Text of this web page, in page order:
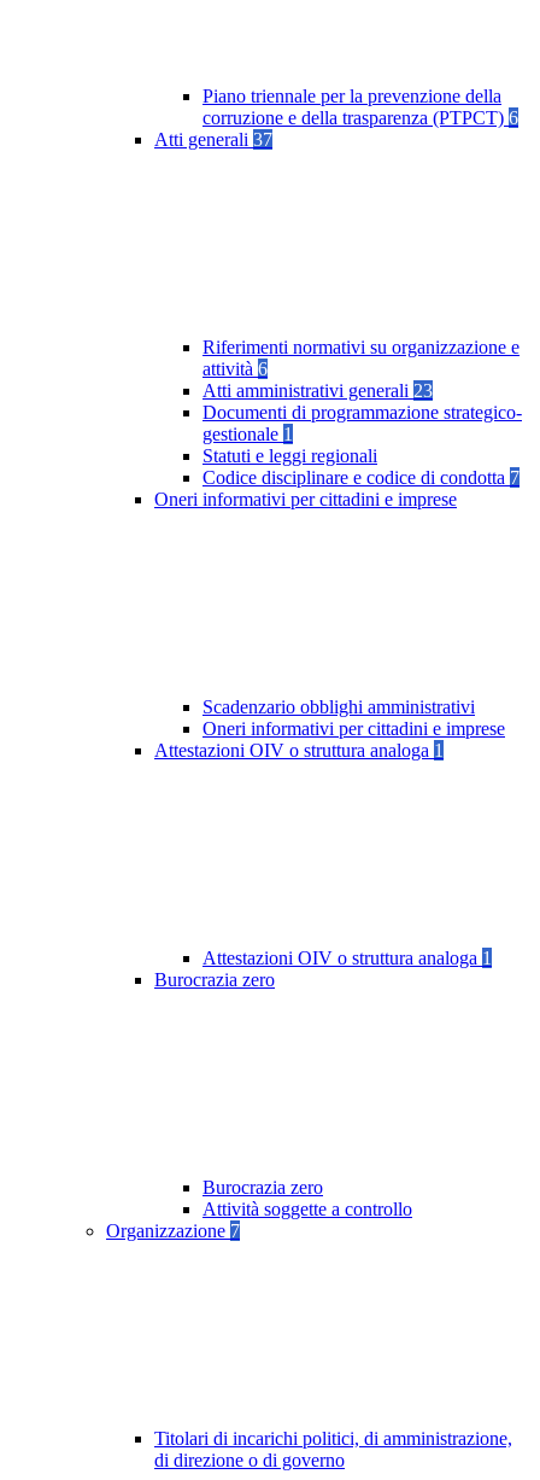
Piano triennale per la prevenzione della
corruzione e della trasparenza (PTPCT) 6
Atti generali 37
Riferimenti normativi su organizzazione e
attività 6
Atti amministrativi generali 23
Documenti di programmazione strategico-
gestionale 1
Statuti e leggi regionali
Codice disciplinare e codice di condotta 7
Oneri informativi per cittadini e imprese
Scadenzario obblighi amministrativi
Oneri informativi per cittadini e imprese
Attestazioni OIV o struttura analoga 1
Attestazioni OIV o struttura analoga 1
Burocrazia zero
Burocrazia zero
Attività soggette a controllo
Organizzazione 7
Titolari di incarichi politici, di amministrazione,
di direzione o di governo